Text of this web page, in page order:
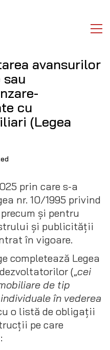
avansurilor
cu
(Legea
prin care s-a
nr. 10/1995 privind
şi pentru
şi publicităţii
în vigoare.
completează Legea
(„cei
de tip
în vederea
o listă de obligații
pe care